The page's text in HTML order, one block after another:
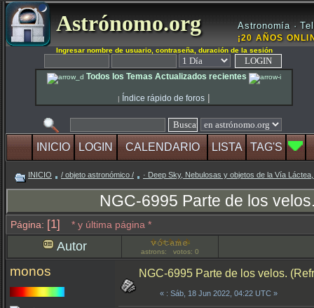
Astrónomo.org Astronomía ·
¡20 AÑOS
Ingresar nombre de usuario, contraseña, duración de la sesión
Todos los Temas Actualizados recientes
| Índice rápido de foros |
INICIO LOGIN CALENDARIO LISTA TAG'S
INICIO / objeto astronómico / · Deep Sky, Nebulosas y objetos de la Vía
NGC-6995 Parte de los
Página: [1] * y última página *
Autor astrons: votos: 0
monos NGC-6995 Parte de los velos.
« : Sáb, 18 Jun 2022, 04:22 UTC »